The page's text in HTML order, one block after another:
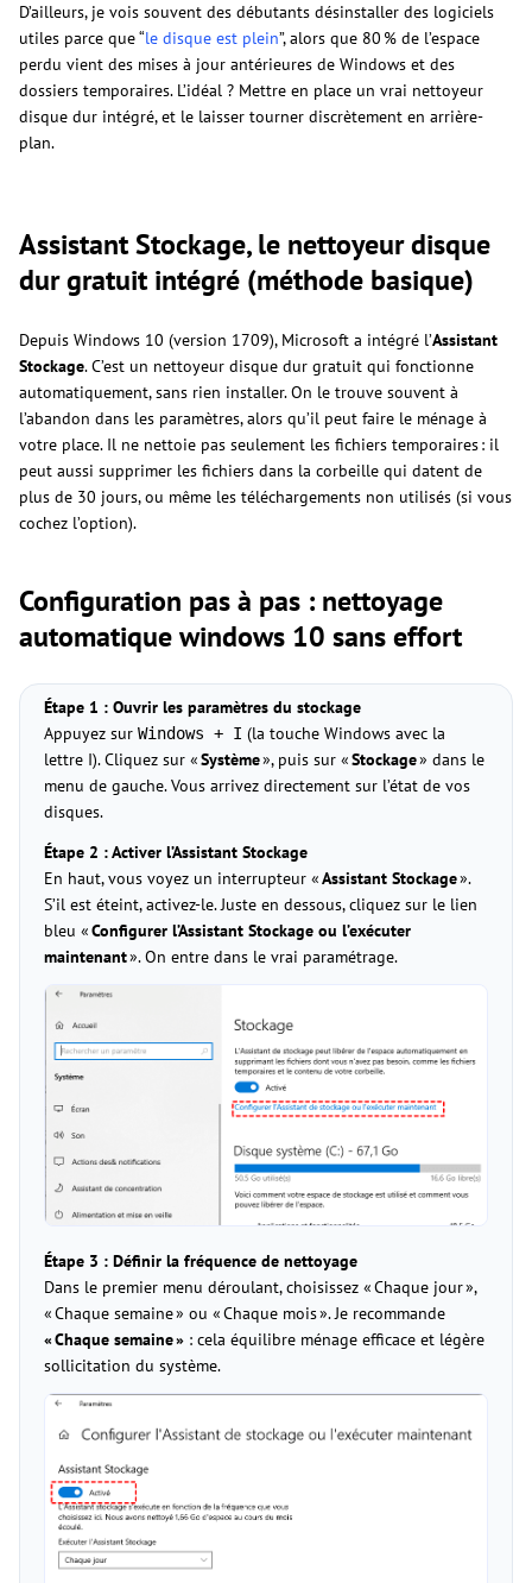
D’ailleurs, je vois souvent des débutants désinstaller des logiciels
utiles parce que “le disque est plein”, alors que 80 % de l’espace
perdu vient des mises à jour antérieures de Windows et des
dossiers temporaires. L’idéal ? Mettre en place un vrai nettoyeur
disque dur intégré, et le laisser tourner discrètement en arrière-
plan.
Assistant Stockage, le nettoyeur disque
dur gratuit intégré (méthode basique)
Depuis Windows 10 (version 1709), Microsoft a intégré l’Assistant
Stockage. C’est un nettoyeur disque dur gratuit qui fonctionne
automatiquement, sans rien installer. On le trouve souvent à
l’abandon dans les paramètres, alors qu’il peut faire le ménage à
votre place. Il ne nettoie pas seulement les fichiers temporaires : il
peut aussi supprimer les fichiers dans la corbeille qui datent de
plus de 30 jours, ou même les téléchargements non utilisés (si vous
cochez l’option).
Configuration pas à pas : nettoyage
automatique windows 10 sans effort
Étape 1 : Ouvrir les paramètres du stockage
Appuyez sur Windows + I (la touche Windows avec la
lettre I). Cliquez sur «Système», puis sur «Stockage» dans le
menu de gauche. Vous arrivez directement sur l’état de vos
disques.
Étape 2 : Activer l’Assistant Stockage
En haut, vous voyez un interrupteur «Assistant Stockage».
S’il est éteint, activez-le. Juste en dessous, cliquez sur le lien
bleu «Configurer l’Assistant Stockage ou l’exécuter
maintenant». On entre dans le vrai paramétrage.
Étape 3 : Définir la fréquence de nettoyage
Dans le premier menu déroulant, choisissez « Chaque jour »,
« Chaque semaine » ou « Chaque mois ». Je recommande
« Chaque semaine» : cela équilibre ménage efficace et légère
sollicitation du système.